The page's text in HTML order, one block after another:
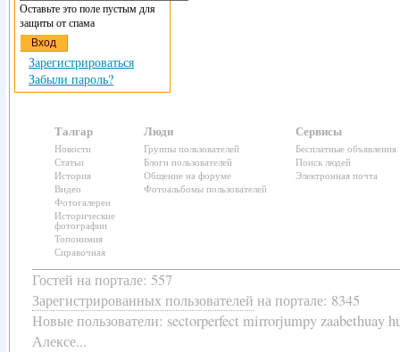
Оставьте это поле пустым для
защиты от спама
Зарегистрироваться
Забыли пароль?
Талгар
Новости
Статьи
История
Видео
Фотогалереи
Исторические
фотографии
Топонимия
Справочная
Люди
Группы пользователей
Блоги пользователей
Общение на форуме
Фотоальбомы пользователей
Сервисы
Бесплатные объявления
Поиск людей
Электронная почта
Гостей на портале: 557
Зарегистрированных пользователей на портале: 8345
Новые пользователи: sectorperfect mirrorjumpy zaabethuay
Алексе...